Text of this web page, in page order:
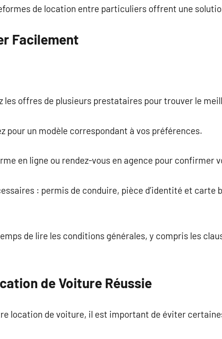
de location entre particuliers offrent une
Facilement
les offres de plusieurs prestataires pour trouver le
pour un modèle correspondant à vos préférences.
en ligne ou rendez-vous en agence pour confirmer
: permis de conduire, pièce d’identité et carte
de lire les conditions générales, y compris les
de Voiture Réussie
location de voiture, il est important de éviter